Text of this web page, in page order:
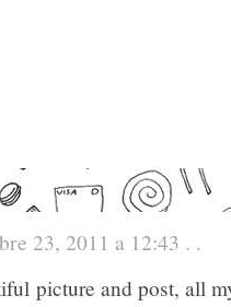
23, 2011 a 12:43 . .
picture and post, all